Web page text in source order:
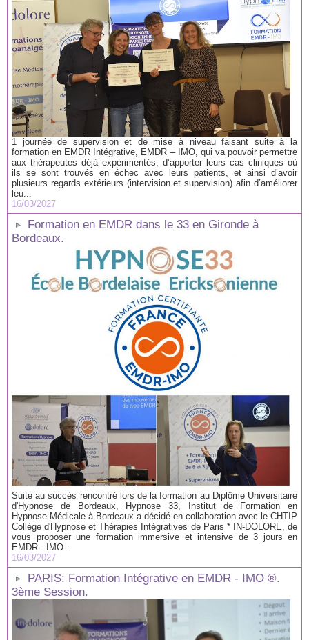
1 journée de supervision et de mise à niveau faisant suite à la
formation en EMDR Intégrative, EMDR – IMO, qui va pouvoir permettre
aux thérapeutes déjà expérimentés, d’apporter leurs cas cliniques où
ils se sont trouvés en échec avec leurs patients, et ainsi d’avoir
plusieurs regards extérieurs (intervision et supervision) afin d’améliorer
leu...
16/03/2027
Formation en EMDR dans le 33 en Gironde à
Bordeaux.
Suite au succès rencontré lors de la formation au Diplôme Universitaire
d'Hypnose de Bordeaux, Hypnose 33, Institut de Formation en
Hypnose Médicale à Bordeaux a décidé en collaboration avec le CHTIP
Collège d'Hypnose et Thérapies Intégratives de Paris * IN-DOLORE, de
vous proposer une formation immersive et intensive de 3 jours en
EMDR - IMO...
16/03/2027
PARIS: Formation Intégrative en EMDR - IMO ®.
3ème Session.